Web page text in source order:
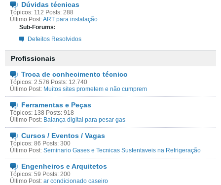
Dúvidas técnicas
Tópicos: 112 Posts: 288
Último Post:ART para instalação
Sub-Forums:
Defeitos Resolvidos
Profissionais
Troca de conhecimento técnico
Tópicos: 2.576 Posts: 12.740
Último Post: Muitos sites prometem e não cumprem
Ferramentas e Peças
Tópicos: 138 Posts: 918
Último Post: Balança digital para pesar gas
Cursos / Eventos / Vagas
Tópicos: 86 Posts: 300
Último Post: Seminario Gases e Tecnicas Sustentaveis na Refrigeração
Engenheiros e Arquitetos
Tópicos: 59 Posts: 200
Último Post: ar condicionado caseiro